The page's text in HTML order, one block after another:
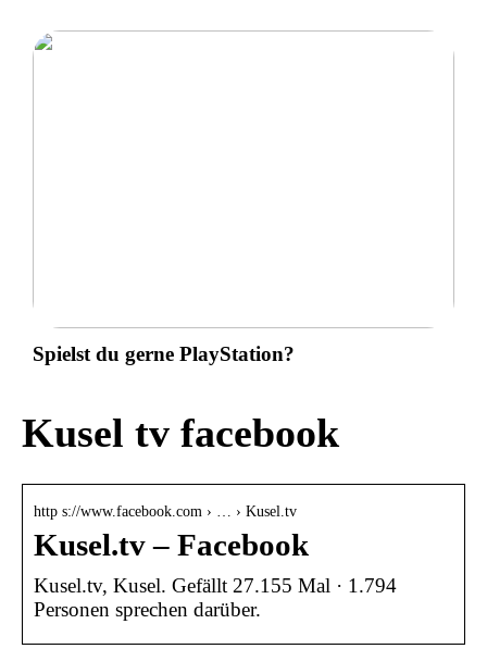
Spielst du gerne PlayStation?
Kusel tv facebook
http s://www.facebook.com › … › Kusel.tv
Kusel.tv – Facebook
Kusel.tv, Kusel. Gefällt 27.155 Mal · 1.794
Personen sprechen darüber.